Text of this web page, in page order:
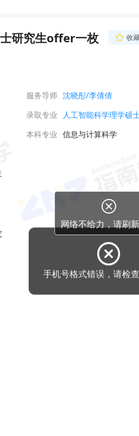
研究生offer一枚 收
服务导师 沈晓彤/李倩倩
录取专业
人工智能科学理学硕
本科专业 信息与计算科学
手机号格式错误，请检查